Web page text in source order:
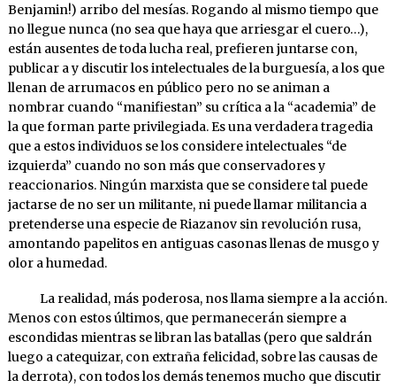
Benjamin!) arribo del mesías. Rogando al mismo tiempo que
no llegue nunca (no sea que haya que arriesgar el cuero…),
están ausentes de toda lucha real, prefieren juntarse con,
publicar a y discutir los intelectuales de la burguesía, a los que
llenan de arrumacos en público pero no se animan a
nombrar cuando “manifiestan” su crítica a la “academia” de
la que forman parte privilegiada. Es una verdadera tragedia
que a estos individuos se los considere intelectuales “de
izquierda” cuando no son más que conservadores y
reaccionarios. Ningún marxista que se considere tal puede
jactarse de no ser un militante, ni puede llamar militancia a
pretenderse una especie de Riazanov sin revolución rusa,
amontando papelitos en antiguas casonas llenas de musgo y
olor a humedad.
La realidad, más poderosa, nos llama siempre a la acción.
Menos con estos últimos, que permanecerán siempre a
escondidas mientras se libran las batallas (pero que saldrán
luego a catequizar, con extraña felicidad, sobre las causas de
la derrota), con todos los demás tenemos mucho que discutir